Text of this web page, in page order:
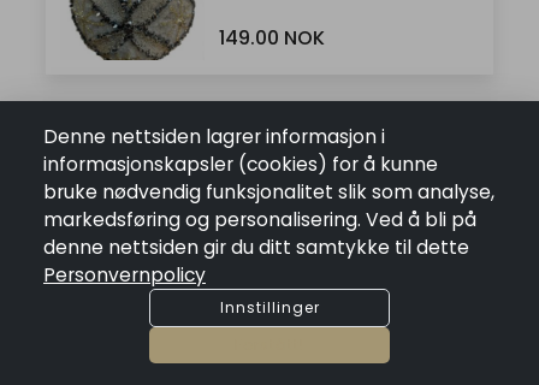
149.00 NOK
62787
179.00 NOK
Denne nettsiden lagrer informasjon i
informasjonskapsler (cookies) for å kunne
bruke nødvendig funksjonalitet slik som analyse,
markedsføring og personalisering. Ved å bli på
denne nettsiden gir du ditt samtykke til dette
Personvernpolicy
Innstillinger